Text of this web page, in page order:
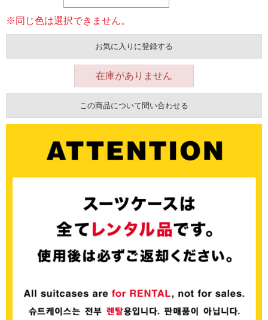
※同じ色は選択できません。
お気に入りに登録する
在庫がありません
この商品について問い合わせる